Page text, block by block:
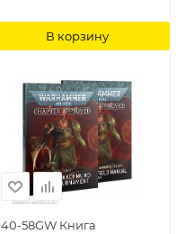
В корзину
40-58GW Книга